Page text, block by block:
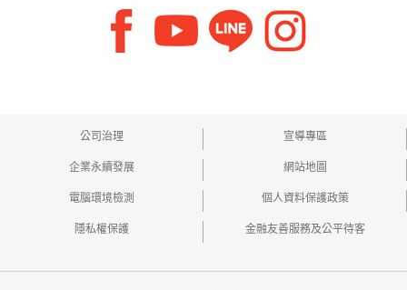
公司治理 宣導專區
企業永續發展 網站地圖
電腦環境檢測 個人資料保護政策
隱私權保護 金融友善服務及公平待客